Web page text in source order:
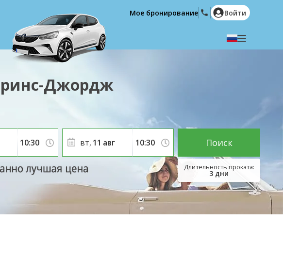
Deutsch
English (US)
Română
Ελληνικά
Hrvatski
العربية
Мое бронирование Войти
Джордж
3 дни
вт, 11 авг Поиск